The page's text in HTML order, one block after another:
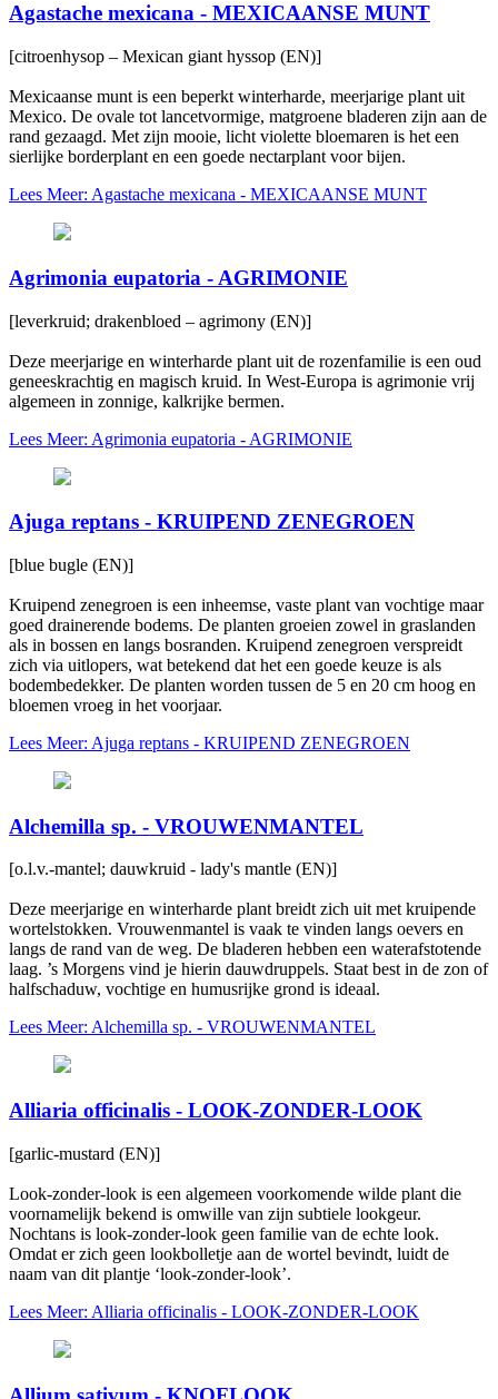
Agastache mexicana - MEXICAANSE MUNT
[citroenhysop – Mexican giant hyssop (EN)]
Mexicaanse munt is een beperkt winterharde, meerjarige plant uit
Mexico. De ovale tot lancetvormige, matgroene bladeren zijn aan de
rand gezaagd. Met zijn mooie, licht violette bloemaren is het een
sierlijke borderplant en een goede nectarplant voor bijen.
Lees Meer: Agastache mexicana - MEXICAANSE MUNT
Agrimonia eupatoria - AGRIMONIE
[leverkruid; drakenbloed – agrimony (EN)]
Deze meerjarige en winterharde plant uit de rozenfamilie is een oud
geneeskrachtig en magisch kruid. In West-Europa is agrimonie vrij
algemeen in zonnige, kalkrijke bermen.
Lees Meer: Agrimonia eupatoria - AGRIMONIE
Ajuga reptans - KRUIPEND ZENEGROEN
[blue bugle (EN)]
Kruipend zenegroen is een inheemse, vaste plant van vochtige maar
goed drainerende bodems. De planten groeien zowel in graslanden
als in bossen en langs bosranden. Kruipend zenegroen verspreidt
zich via uitlopers, wat betekend dat het een goede keuze is als
bodembedekker. De planten worden tussen de 5 en 20 cm hoog en
bloemen vroeg in het voorjaar.
Lees Meer: Ajuga reptans - KRUIPEND ZENEGROEN
Alchemilla sp. - VROUWENMANTEL
[o.l.v.-mantel; dauwkruid - lady's mantle (EN)]
Deze meerjarige en winterharde plant breidt zich uit met kruipende
wortelstokken. Vrouwenmantel is vaak te vinden langs oevers en
langs de rand van de weg. De bladeren hebben een waterafstotende
laag. ’s Morgens vind je hierin dauwdruppels. Staat best in de zon of
halfschaduw, vochtige en humusrijke grond is ideaal.
Lees Meer: Alchemilla sp. - VROUWENMANTEL
Alliaria officinalis - LOOK-ZONDER-LOOK
[garlic-mustard (EN)]
Look-zonder-look is een algemeen voorkomende wilde plant die
voornamelijk bekend is omwille van zijn subtiele lookgeur.
Nochtans is look-zonder-look geen familie van de echte look.
Omdat er zich geen lookbolletje aan de wortel bevindt, luidt de
naam van dit plantje ‘look-zonder-look’.
Lees Meer: Alliaria officinalis - LOOK-ZONDER-LOOK